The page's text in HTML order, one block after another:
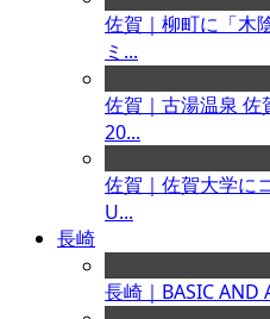
佐賀｜柳町に「木
ミ...
佐賀｜古湯温泉 佐
20...
佐賀｜佐賀大学に
U...
長崎
長崎｜BASIC AND